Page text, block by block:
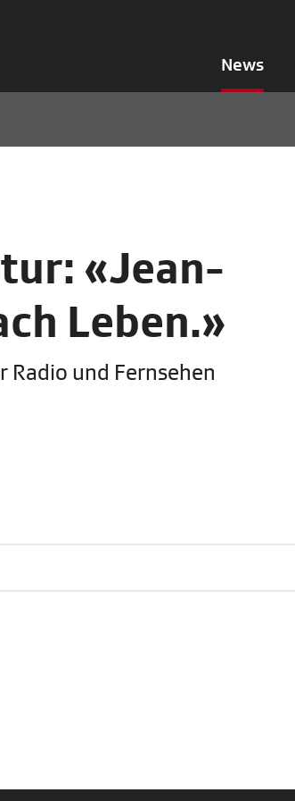
News
«Jean-
Leben.»
Radio und Fernsehen